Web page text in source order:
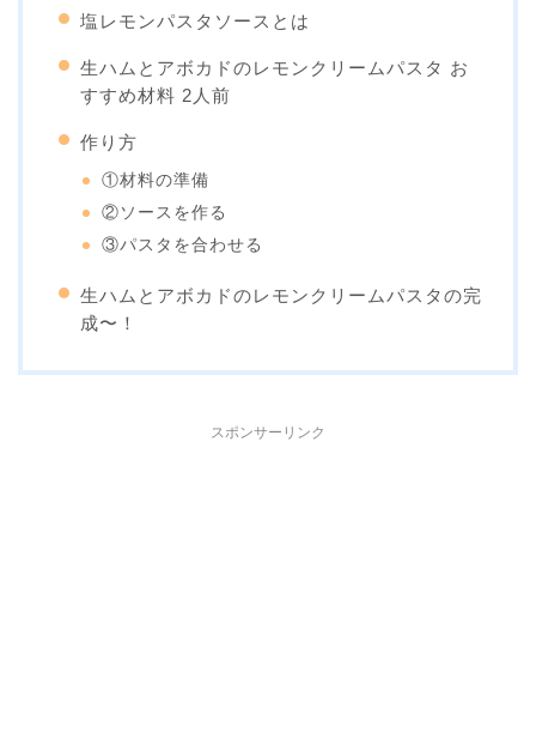
塩レモンパスタソースとは
生ハムとアボカドのレモンクリームパスタ お
すすめ材料 2人前
作り方
①材料の準備
②ソースを作る
③パスタを合わせる
生ハムとアボカドのレモンクリームパスタの完
成〜！
スポンサーリンク